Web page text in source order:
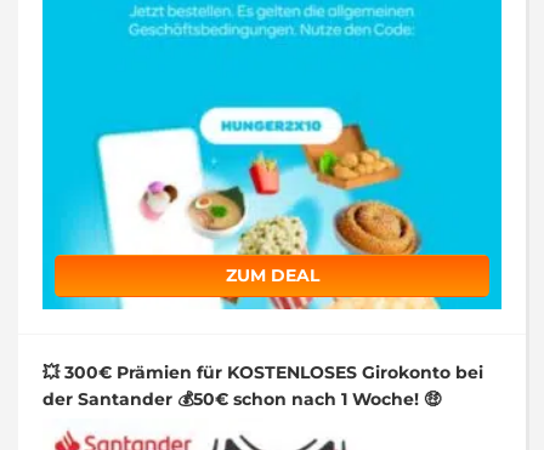
ZUM DEAL
💥 300€ Prämien für KOSTENLOSES Girokonto bei
der Santander 💰50€ schon nach 1 Woche! 🤑